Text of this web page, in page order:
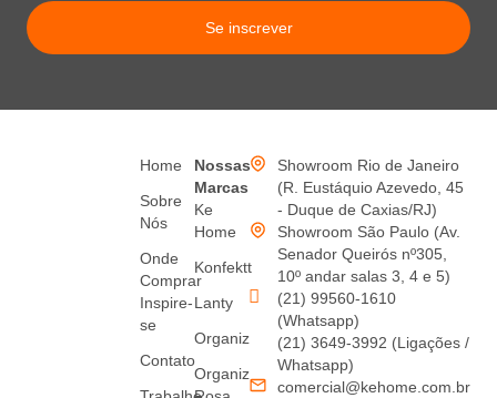
Se inscrever
Home
Sobre
Nós
Onde
Comprar
Inspire-
se
Contato
Nossas
Marcas
Ke
Home
Konfektt
Lanty
Organiz
Organiz
Showroom Rio de Janeiro
(R. Eustáquio Azevedo, 45
- Duque de Caxias/RJ)
Showroom São Paulo (Av.
Senador Queirós nº305,
10º andar salas 3, 4 e 5)
(21) 99560-1610
(Whatsapp)
(21) 3649-3992 (Ligações /
Whatsapp)
comercial@kehome.com.br